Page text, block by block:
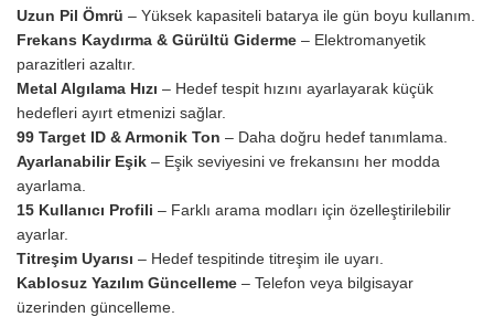
Uzun Pil Ömrü – Yüksek kapasiteli batarya ile gün boyu kullanım.
Frekans Kaydırma & Gürültü Giderme – Elektromanyetik
parazitleri azaltır.
Metal Algılama Hızı – Hedef tespit hızını ayarlayarak küçük
hedefleri ayırt etmenizi sağlar.
99 Target ID & Armonik Ton – Daha doğru hedef tanımlama.
Ayarlanabilir Eşik – Eşik seviyesini ve frekansını her modda
ayarlama.
15 Kullanıcı Profili – Farklı arama modları için özelleştirilebilir
ayarlar.
Titreşim Uyarısı – Hedef tespitinde titreşim ile uyarı.
Kablosuz Yazılım Güncelleme – Telefon veya bilgisayar
üzerinden güncelleme.